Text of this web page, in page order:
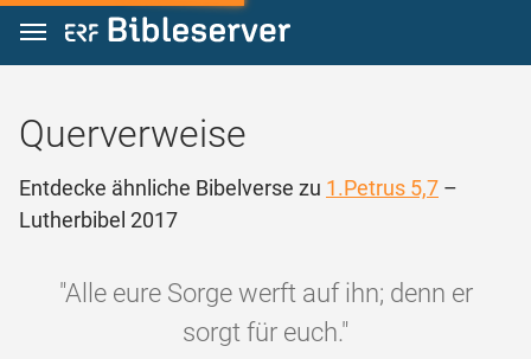
Zum Inhalt springen
Querverweise
Entdecke ähnliche Bibelverse zu 1.Petrus 5,7 –
Lutherbibel 2017
"Alle eure Sorge werft auf ihn; denn er
sorgt für euch."